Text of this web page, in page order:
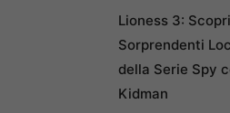
Lioness 3:
Sorprendenti
della Serie Spy
Kidman